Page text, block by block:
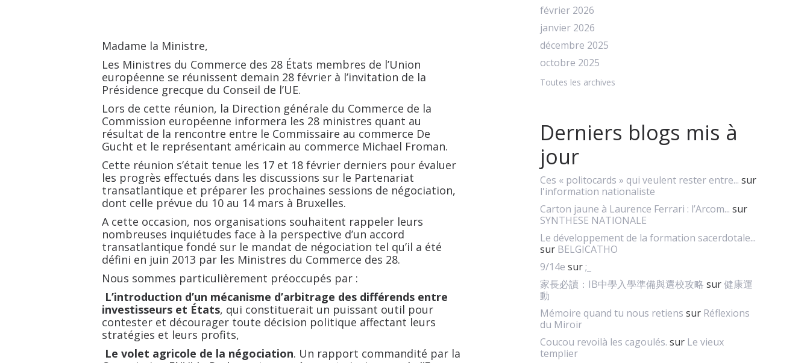
Madame la Ministre,
Les Ministres du Commerce des 28 États membres de l’Union
européenne se réunissent demain 28 février à l’invitation de la
Présidence grecque du Conseil de l’UE.
Lors de cette réunion, la Direction générale du Commerce de la
Commission européenne informera les 28 ministres quant au
résultat de la rencontre entre le Commissaire au commerce De
Gucht et le représentant américain au commerce Michael Froman.
Cette réunion s’était tenue les 17 et 18 février derniers pour évaluer
les progrès effectués dans les discussions sur le Partenariat
transatlantique et préparer les prochaines sessions de négociation,
dont celle prévue du 10 au 14 mars à Bruxelles.
A cette occasion, nos organisations souhaitent rappeler leurs
nombreuses inquiétudes face à la perspective d’un accord
transatlantique fondé sur le mandat de négociation tel qu’il a été
défini en juin 2013 par les Ministres du Commerce des 28.
Nous sommes particulièrement préoccupés par :
L’introduction d’un mécanisme d’arbitrage des différends entre
investisseurs et États, qui constituerait un puissant outil pour
contester et décourager toute décision politique affectant leurs
stratégies et leurs profits,
Le volet agricole de la négociation. Un rapport commandité par la
février 2026
janvier 2026
décembre 2025
octobre 2025
Toutes les archives
Derniers blogs mis à
jour
Ces « politocards » qui veulent rester entre... sur
l'information nationaliste
Carton jaune à Laurence Ferrari : l’Arcom... sur
SYNTHESE NATIONALE
Le développement de la formation sacerdotale...
sur BELGICATHO
9/14e sur;_
家長必讀：IB中學入學準備與選校攻略 sur健康運
動
Mémoire quand tu nous retiens sur Réflexions
du Miroir
Coucou revoilà les cagoulés. sur Le vieux
templier